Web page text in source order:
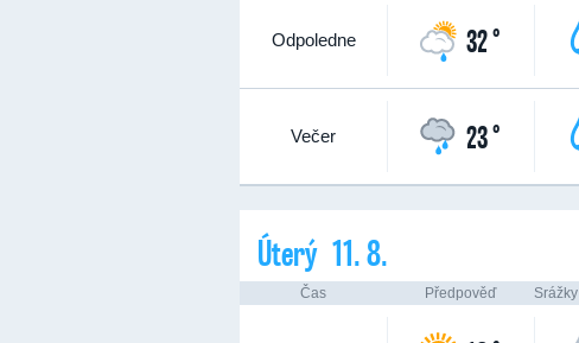
Odpoledne 32 °
Večer 23 °
Úterý 11. 8.
Čas Předpověď Srážky